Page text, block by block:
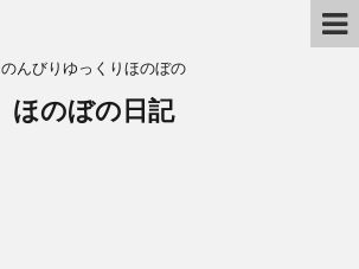
のんびりゆっくりほのぼの
ほのぼの日記